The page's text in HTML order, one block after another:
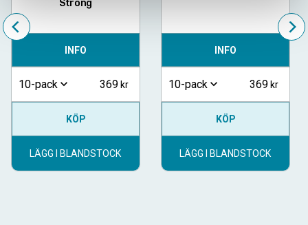
Strong
INFO
10-pack 369
KÖP
LÄGG I BLANDSTOCK
INFO
10-pack 369
KÖP
LÄGG I BLANDSTOCK